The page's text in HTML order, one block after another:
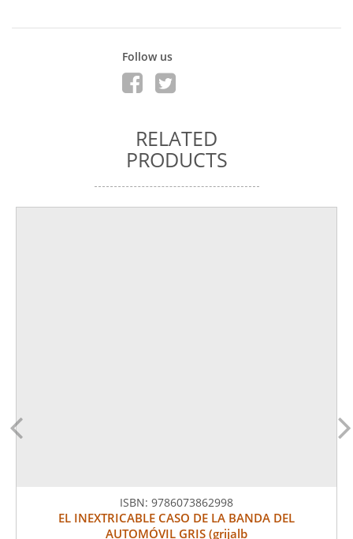
Follow us
RELATED
PRODUCTS
ISBN: 9786073862998
EL INEXTRICABLE CASO DE LA BANDA DEL
AUTOMÓVIL GRIS (grijalb